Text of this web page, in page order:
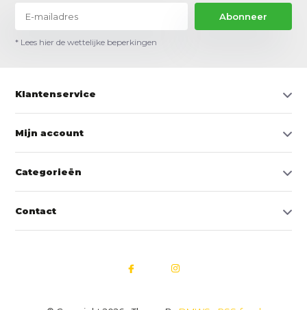
Abonneer
* Lees hier de wettelijke beperkingen
Klantenservice
Mijn account
Categorieën
Contact